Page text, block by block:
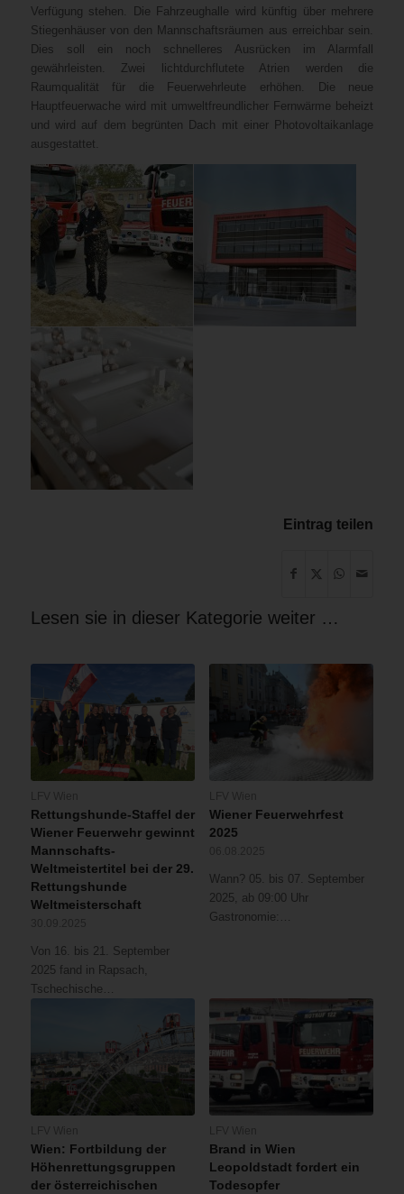
Verfügung stehen. Die Fahrzeughalle wird künftig über mehrere
Stiegenhäuser von den Mannschaftsräumen aus erreichbar sein.
Dies soll ein noch schnelleres Ausrücken im Alarmfall
gewährleisten. Zwei lichtdurchflutete Atrien werden die
Raumqualität für die Feuerwehrleute erhöhen. Die neue
Hauptfeuerwache wird mit umweltfreundlicher Fernwärme beheizt
und wird auf dem begrünten Dach mit einer Photovoltaikanlage
ausgestattet.
Eintrag teilen
Lesen sie in dieser Kategorie weiter …
Rettungshunde-Staffel der
Wiener Feuerwehr gewinnt
Mannschafts-
Weltmeistertitel bei der 29.
Rettungshunde
Weltmeisterschaft
Von 16. bis 21. September
2025 fand in Rapsach,
Tschechische…
Wiener Feuerwehrfest
2025
Wann? 05. bis 07. September
2025, ab 09:00 Uhr
Gastronomie:…
Wien: Fortbildung der
Höhenrettungsgruppen
der österreichischen
Brand in Wien
Leopoldstadt fordert ein
Todesopfer